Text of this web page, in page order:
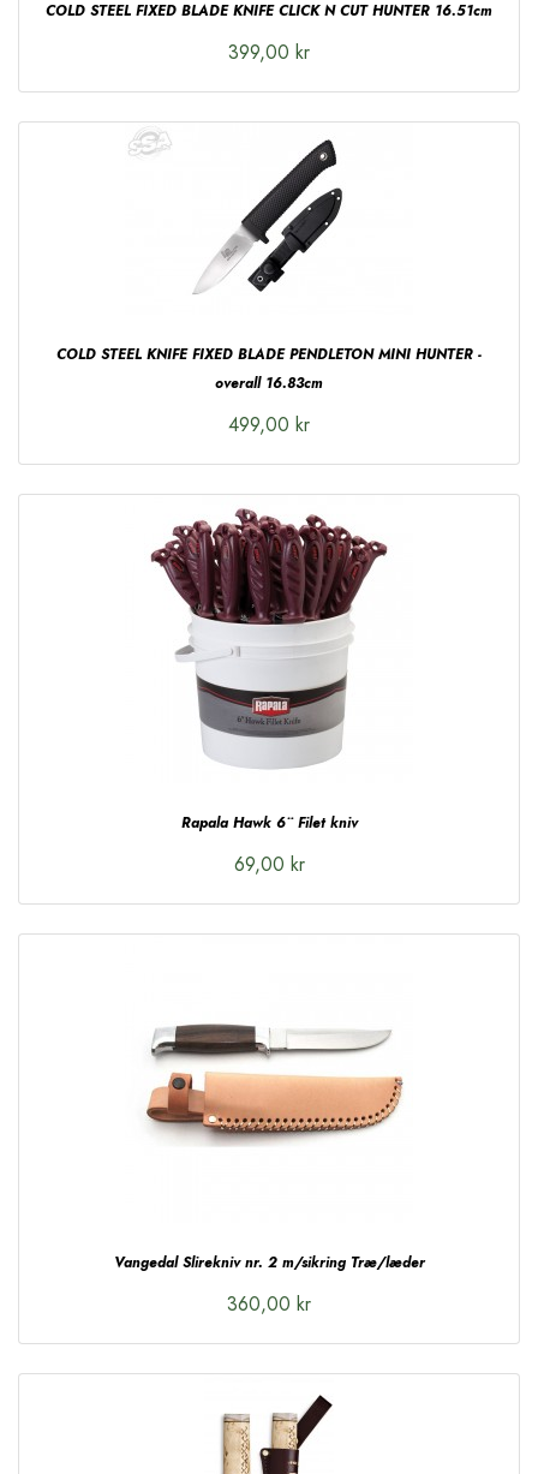
COLD STEEL FIXED BLADE KNIFE CLICK N CUT HUNTER 16.51cm
399,00 kr
COLD STEEL KNIFE FIXED BLADE PENDLETON MINI HUNTER -
overall 16.83cm
499,00 kr
Rapala Hawk 6¨ Filet kniv
69,00 kr
Vangedal Slirekniv nr. 2 m/sikring Træ/læder
360,00 kr